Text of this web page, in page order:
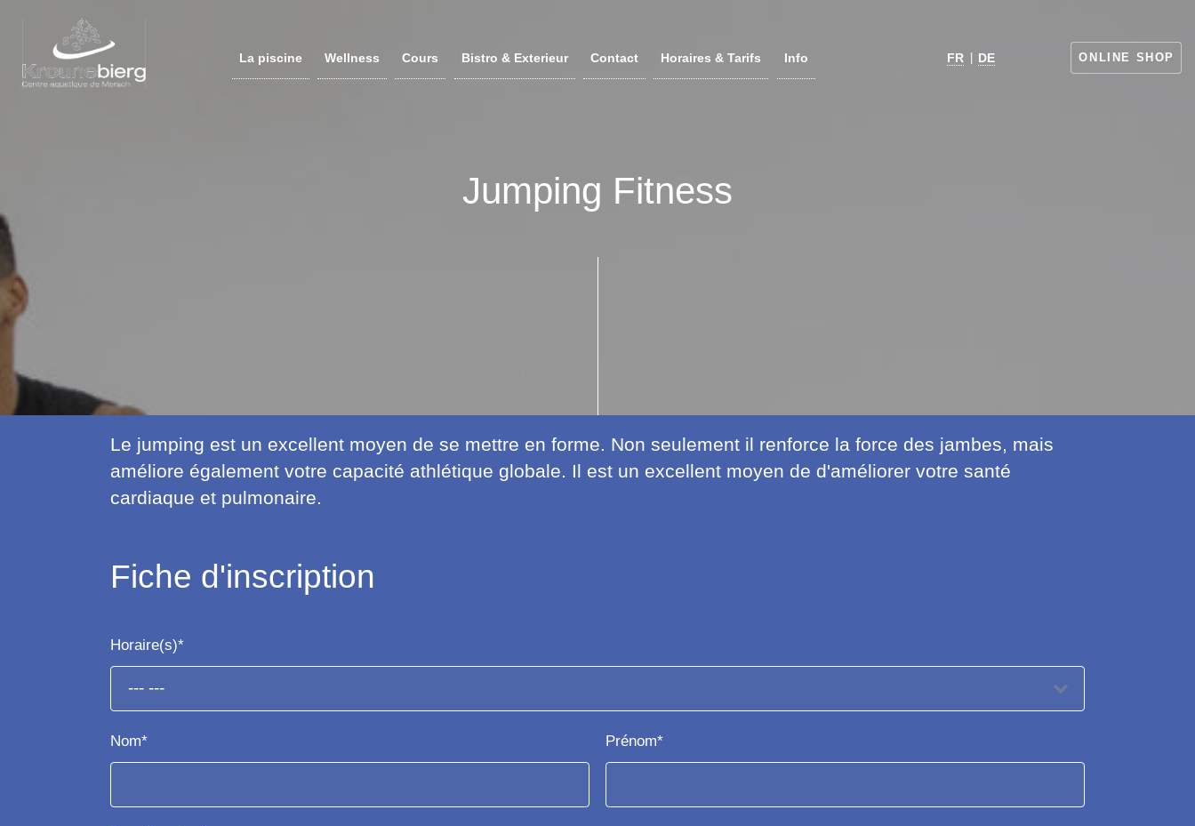
La piscine Wellness Cours Bistro & Exterieur Contact Horaires & Tarifs Info FR | DE ONLINE SHOP
Jumping Fitness
Le jumping est un excellent moyen de se mettre en forme. Non seulement il renforce la force des jambes, mais
améliore également votre capacité athlétique globale. Il est un excellent moyen de d'améliorer votre santé
cardiaque et pulmonaire.
Fiche d'inscription
Horaire(s)*
Nom* Prénom*